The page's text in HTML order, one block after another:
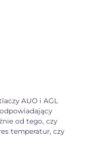
AUO i AGL
od tego, czy
temperatur, czy